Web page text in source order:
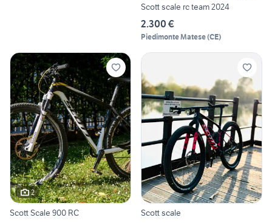
Scott scale rc team 2024
2.300 €
Piedimonte Matese(CE)
2
Scott Scale 900 RC Scott scale